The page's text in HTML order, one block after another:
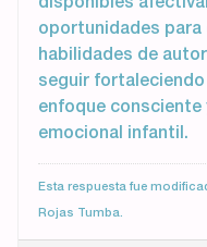
oportunidades
habilidades de
seguir
enfoque
emocional infantil.
Esta respuesta fue
Rojas Tumba